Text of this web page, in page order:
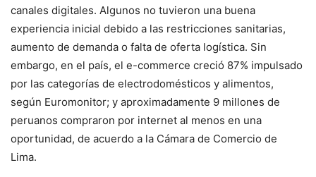
canales digitales. Algunos no tuvieron una buena
experiencia inicial debido a las restricciones sanitarias,
aumento de demanda o falta de oferta logística. Sin
embargo, en el país, el e-commerce creció 87% impulsado
por las categorías de electrodomésticos y alimentos,
según Euromonitor; y aproximadamente 9 millones de
peruanos compraron por internet al menos en una
oportunidad, de acuerdo a la Cámara de Comercio de
Lima.